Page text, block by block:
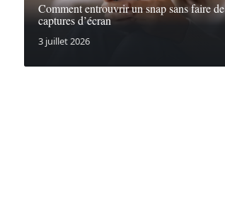
Comment entrouvrir un snap sans faire de
captures d’écran
3 juillet 2026